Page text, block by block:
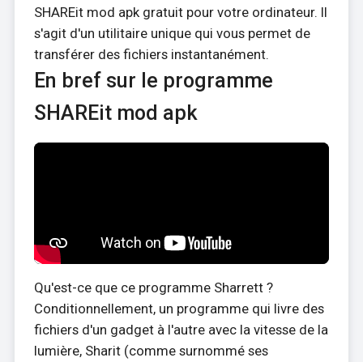
SHAREit mod apk gratuit pour votre ordinateur. Il
s'agit d'un utilitaire unique qui vous permet de
transférer des fichiers instantanément.
En bref sur le programme
SHAREit mod apk
Qu'est-ce que ce programme Sharrett ?
Conditionnellement, un programme qui livre des
fichiers d'un gadget à l'autre avec la vitesse de la
lumière, Sharit (comme surnommé ses